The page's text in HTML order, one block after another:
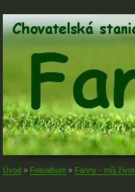
Úvod » Fotoalbum » Fanny - můj život